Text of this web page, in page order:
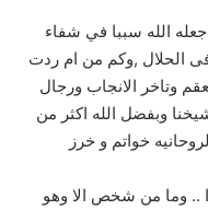
الله سببا في شفاء
الحلال ,وكم من ام ردت
وتاخر الانجاب ورجال
وبفضل الله اكثر من
خواتم و خرز
.. وما من شخص الا وهو